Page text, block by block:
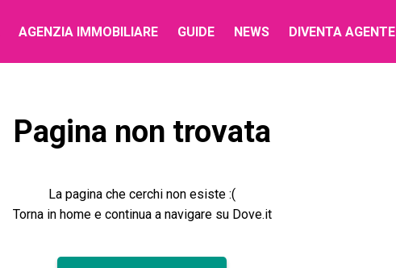
AGENZIA IMMOBILIARE GUIDE NEWS DIVENTA AGENTE
Pagina non trovata
La pagina che cerchi non esiste :(
Torna in home e continua a navigare su Dove.it